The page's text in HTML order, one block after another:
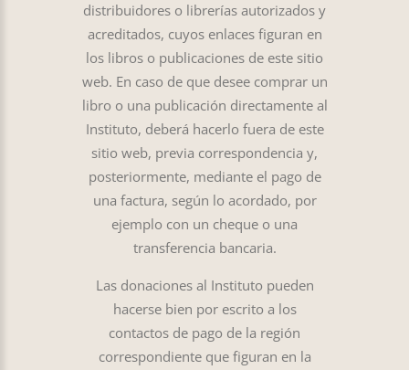
distribuidores o librerías autorizados y
acreditados, cuyos enlaces figuran en
los libros o publicaciones de este sitio
web. En caso de que desee comprar un
libro o una publicación directamente al
Instituto, deberá hacerlo fuera de este
sitio web, previa correspondencia y,
posteriormente, mediante el pago de
una factura, según lo acordado, por
ejemplo con un cheque o una
transferencia bancaria.
Las donaciones al Instituto pueden
hacerse bien por escrito a los
contactos de pago de la región
correspondiente que figuran en la